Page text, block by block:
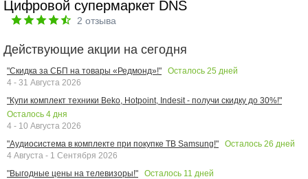
Цифровой супермаркет DNS
2 отзыва
Действующие акции на сегодня
"Скидка за СБП на товары «Редмонд»!" Осталось 25 дней
4 - 31 Августа 2026
"Купи комплект техники Beko, Hotpoint, Indesit - получи скидку до 30%!"
Осталось 4 дня
4 - 10 Августа 2026
"Аудиосистема в комплекте при покупке ТВ Samsung!"
Осталось 26 дней
4 Августа - 1 Сентября 2026
"Выгодные цены на телевизоры!"
Осталось 11 дней